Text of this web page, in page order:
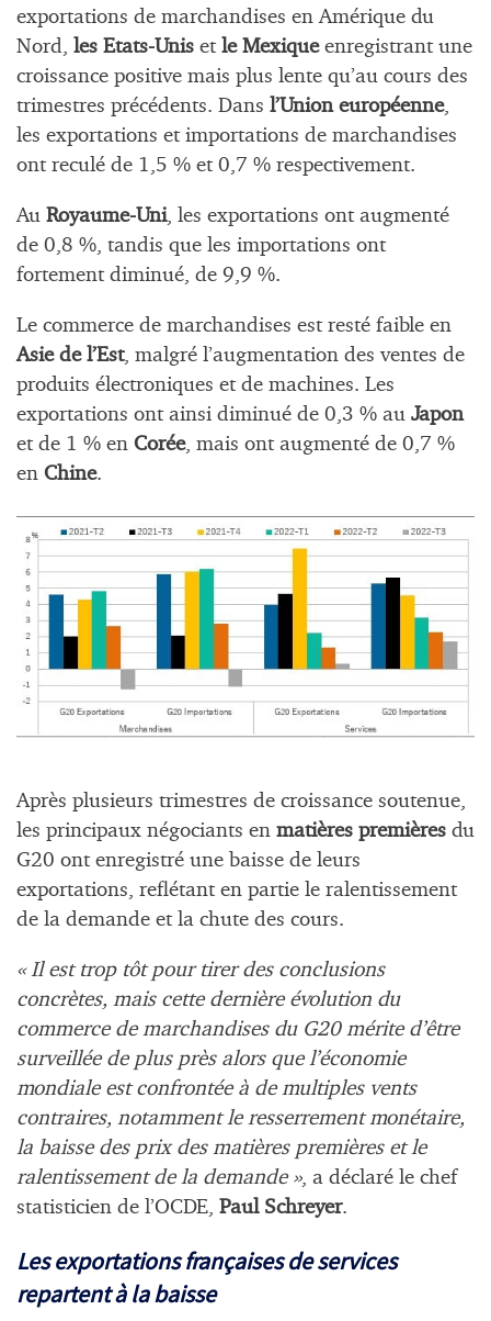
exportations de marchandises en Amérique du
Nord, les Etats-Unis et le Mexiqueenregistrant une
croissance positive mais plus lente qu’au cours des
trimestres précédents. Dans l’Union européenne,
les exportations et importations de marchandises
ont reculé de 1,5 % et 0,7 % respectivement.
Au Royaume-Uni, les exportations ont augmenté
de 0,8 %, tandis que les importations ont
fortement diminué, de 9,9 %.
Le commerce de marchandises est resté faible en
Asie de l’Est, malgré l’augmentation des ventes de
produits électroniques et de machines. Les
exportations ont ainsi diminué de 0,3 % au Japon
et de 1 % en Corée, mais ont augmenté de 0,7 %
en Chine.
Après plusieurs trimestres de croissance soutenue,
les principaux négociants en matières premières du
G20 ont enregistré une baisse de leurs
exportations, reflétant en partie le ralentissement
de la demande et la chute des cours.
« Il est trop tôt pour tirer des conclusions
concrètes, mais cette dernière évolution du
commerce de marchandises du G20 mérite d’être
surveillée de plus près alors que l’économie
mondiale est confrontée à de multiples vents
contraires, notamment le resserrement monétaire,
la baisse des prix des matières premières et le
ralentissement de la demande », a déclaré le chef
statisticien de l’OCDE, Paul Schreyer.
Les exportations françaises de services
repartent à la baisse